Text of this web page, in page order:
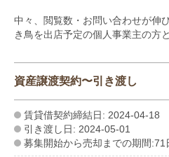
中々、閲覧数・お問い合わせが伸
き鳥を出店予定の個人事業主の方
資産譲渡契約〜引き渡し
賃貸借契約締結日: 2024-04-18
引き渡し日: 2024-05-01
募集開始から売却までの期間:71